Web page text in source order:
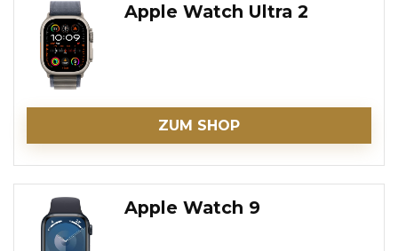
Apple Watch Ultra 2
ZUM SHOP
Apple Watch 9